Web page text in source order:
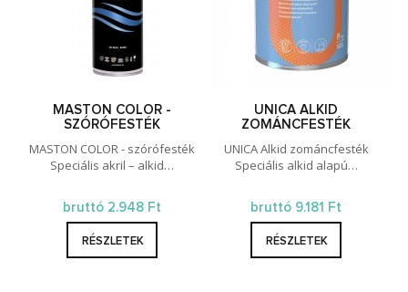
MASTON COLOR -
SZÓRÓFESTÉK
MASTON COLOR - szórófesték
Speciális akril – alkid…
bruttó 2.948 Ft
RÉSZLETEK
UNICA ALKID
ZOMÁNCFESTÉK
UNICA Alkid zománcfesték
Speciális alkid alapú…
bruttó 9.181 Ft
RÉSZLETEK